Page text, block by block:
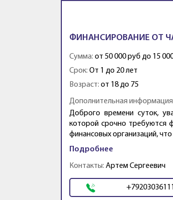
ФИНАНСИРОВАНИЕ ОТ
Сумма: от 50 000 руб до 15
Срок: От 1 до 20 лет
Возраст: от 18 до 75
Дополнительная
Доброго времени суток,
которой срочно требуются
финансовых организаций,
Подробнее
Контакты: Артем Сергеевич